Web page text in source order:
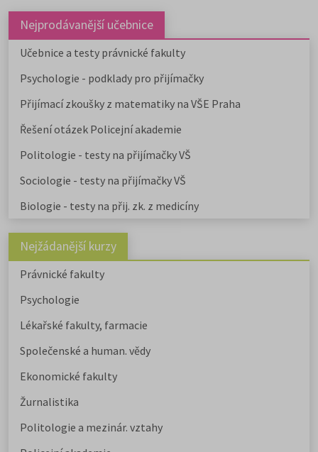
Nejprodávanější učebnice
Učebnice a testy právnické fakulty
Psychologie - podklady pro přijímačky
Přijímací zkoušky z matematiky na VŠE Praha
Řešení otázek Policejní akademie
Politologie - testy na přijímačky VŠ
Sociologie - testy na přijímačky VŠ
Biologie - testy na přij. zk. z medicíny
Nejžádanější kurzy
Právnické fakulty
Psychologie
Lékařské fakulty, farmacie
Společenské a human. vědy
Ekonomické fakulty
Žurnalistika
Politologie a mezinár. vztahy